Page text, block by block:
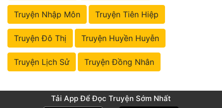
Truyện Nhập Môn Truyện Tiên Hiệp
Truyện Đô Thị Truyện Huyền Huyễn
Truyện Lịch Sử Truyện Đồng Nhân
Tải App Để Đọc Truyện Sớm Nhất